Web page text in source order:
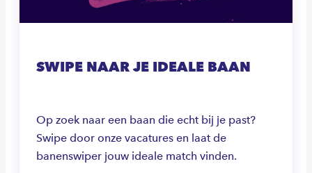
SWIPE NAAR JE IDEALE BAAN
Op zoek naar een baan die echt bij je past?
Swipe door onze vacatures en laat de
banenswiper jouw ideale match vinden.